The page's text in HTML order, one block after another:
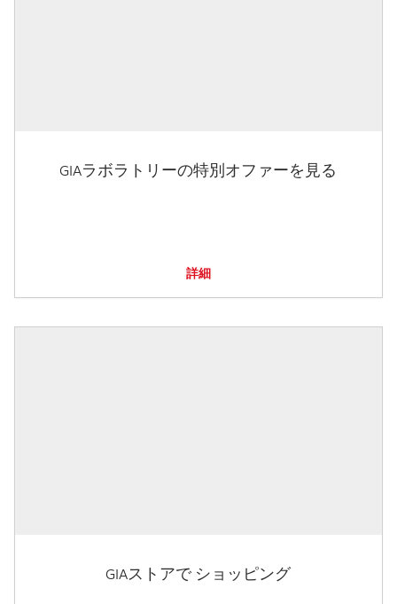
GIAラボラトリーの特別オファーを見る
詳細
GIAストアで ショッピング